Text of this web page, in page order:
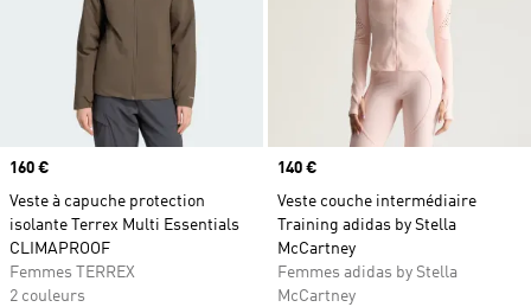
Prix
160 €
Veste à capuche protection
isolante Terrex Multi Essentials
CLIMAPROOF
Femmes TERREX
2 couleurs
Prix
140 €
Veste couche intermédiaire
Training adidas by Stella
McCartney
Femmes adidas by Stella
McCartney